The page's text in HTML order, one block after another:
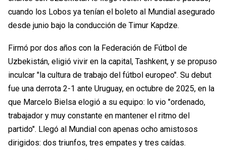
cuando los Lobos ya tenían el boleto al Mundial asegurado
desde junio bajo la conducción de Timur Kapdze.
Firmó por dos años con la Federación de Fútbol de
Uzbekistán, eligió vivir en la capital, Tashkent, y se propuso
inculcar "la cultura de trabajo del fútbol europeo". Su debut
fue una derrota 2-1 ante Uruguay, en octubre de 2025, en la
que Marcelo Bielsa elogió a su equipo: lo vio "ordenado,
trabajador y muy constante en mantener el ritmo del
partido". Llegó al Mundial con apenas ocho amistosos
dirigidos: dos triunfos, tres empates y tres caídas.